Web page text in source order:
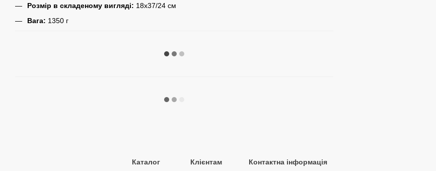
Розмір в складеному вигляді: 18х37/24 см
Вага: 1350 г
Каталог Клієнтам Контактна інформація